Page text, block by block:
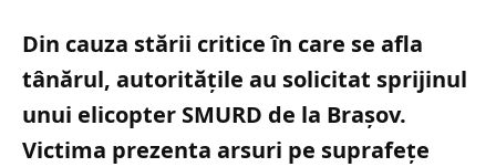
Din cauza stării critice în care se afla
tânărul, autoritățile au solicitat sprijinul
unui elicopter SMURD de la Brașov.
Victima prezenta arsuri pe suprafețe